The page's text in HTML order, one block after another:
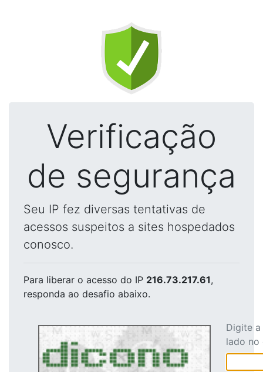
Verificação
de segurança
Seu IP fez diversas tentativas de
acessos suspeitos a sites hospedados
conosco.
Para liberar o acesso do IP 216.73.217.61,
responda ao desafio abaixo.
Digite
lado no